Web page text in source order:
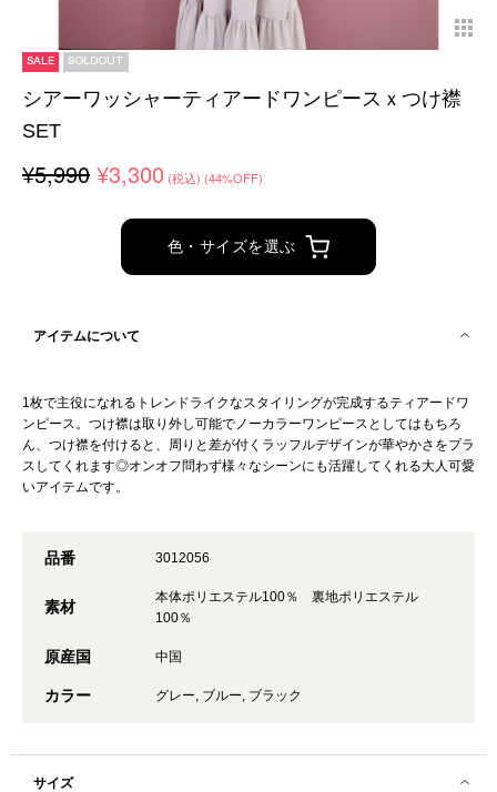
SALE SOLDOUT
シアーワッシャーティアードワンピースｘつけ襟
SET
¥5,990 ¥3,300 (税込) (44%OFF)
色・サイズを選ぶ
アイテムについて
1枚で主役になれるトレンドライクなスタイリングが完成するティアードワ
ンピース。つけ襟は取り外し可能でノーカラーワンピースとしてはもちろ
ん、つけ襟を付けると、周りと差が付くラッフルデザインが華やかさをプラ
スしてくれます◎オンオフ問わず様々なシーンにも活躍してくれる大人可愛
いアイテムです。
品番 3012056
素材
本体ポリエステル100％ 裏地ポリエステル
100％
原産国 中国
カラー グレー, ブルー, ブラック
サイズ